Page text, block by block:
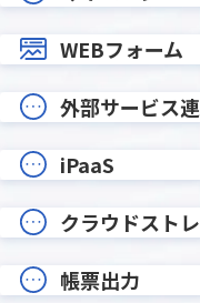
WEBフォーム
外部サービス
iPaaS
クラウドスト
帳票出力